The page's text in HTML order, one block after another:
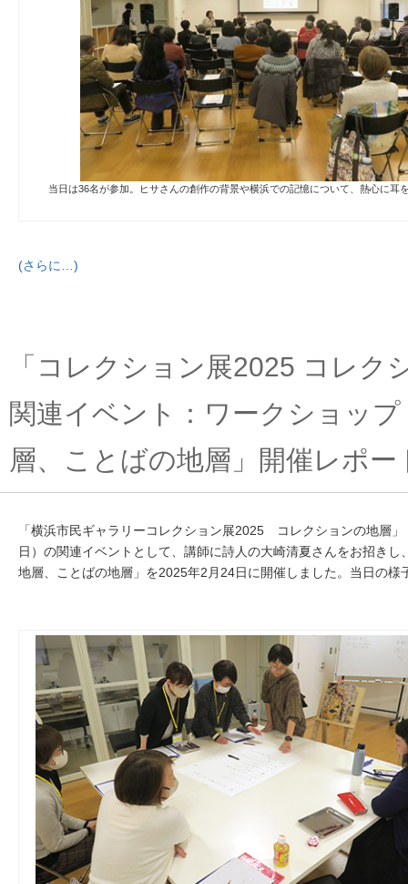
当日は36名が参加。ヒサさんの創作の背景や横浜での記憶について、熱心に耳
(さらに…)
「コレクション展2025 コレク
関連イベント：ワークショッ
層、ことばの地層」開催レポー
「横浜市民ギャラリーコレクション展2025 コレクションの地層」
日）の関連イベントとして、講師に詩人の大崎清夏さんをお招きし
地層、ことばの地層」を2025年2月24日に開催しました。当日の様